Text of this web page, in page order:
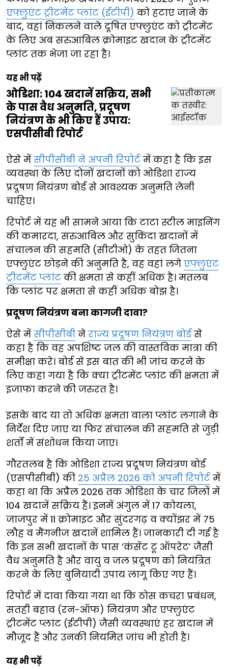
एफ्लुएंट ट्रीटमेंट प्लांट (ईटीपी) को हटाए जाने के
बाद, वहां निकलने वाले दूषित एफ्लुएंट को ट्रीटमेंट
के लिए अब सरुआबिल क्रोमाइट खदान के ट्रीटमेंट
प्लांट तक भेजा जा रहा है।
यह भी पढ़ें
ओडिशा: 104 खदानें सक्रिय, सभी
के पास वैध अनुमति, प्रदूषण
नियंत्रण के भी किए हैं उपाय:
एसपीसीबी रिपोर्ट
ऐसे में सीपीसीबी ने अपनी रिपोर्ट में कहा है कि इस
व्यवस्था के लिए दोनों खदानों को ओडिशा राज्य
प्रदूषण नियंत्रण बोर्ड से आवश्यक अनुमति लेनी
चाहिए।
रिपोर्ट में यह भी सामने आया कि टाटा स्टील माइनिंग
की कमारदा, सरुआबिल और सुकिंदा खदानों में
संचालन की सहमति (सीटीओ) के तहत जितना
एफ्लुएंट छोड़ने की अनुमति है, वह वहां लगे एफ्लुएंट
ट्रीटमेंट प्लांट की क्षमता से कहीं अधिक है। मतलब
कि प्लांट पर क्षमता से कहीं अधिक बोझ है।
प्रदूषण नियंत्रण बना कागजी दावा?
ऐसे में सीपीसीबी ने राज्य प्रदूषण नियंत्रण बोर्डसे
कहा है कि वह अपशिष्ट जल की वास्तविक मात्रा की
समीक्षा करे। बोर्ड से इस बात की भी जांच करने के
लिए कहा गया है कि क्या ट्रीटमेंट प्लांट की क्षमता में
इजाफा करने की जरुरत है।
इसके बाद या तो अधिक क्षमता वाला प्लांट लगाने के
निर्देश दिए जाए या फिर संचालन की सहमति से जुड़ी
शर्तों में संशोधन किया जाए।
गौरतलब है कि ओडिशा राज्य प्रदूषण नियंत्रण बोर्ड
(एसपीसीबी) की 25 अप्रैल 2026 को अपनी रिपोर्ट में
कहा था कि अप्रैल 2026 तक ओडिशा के चार जिलों में
104 खदानें सक्रिय हैं। इनमें अंगुल में 17 कोयला,
जाजपुर में 11 क्रोमाइट और सुंदरगढ़ व क्योंझर में 75
लौह व मैंगनीज खदानें शामिल हैं। जानकारी दी गई है
कि इन सभी खदानों के पास ‘कंसेंट टू ऑपरेट’ जैसी
वैध अनुमति है और वायु व जल प्रदूषण को नियंत्रित
करने के लिए बुनियादी उपाय लागू किए गए हैं।
रिपोर्ट में दावा किया गया था कि ठोस कचरा प्रबंधन,
सतही बहाव (रन-ऑफ) नियंत्रण और एफ्लुएंट
ट्रीटमेंट प्लांट (ईटीपी) जैसी व्यवस्थाएं हर खदान में
मौजूद हैं और उनकी नियमित जांच भी होती है।
यह भी पढ़ें